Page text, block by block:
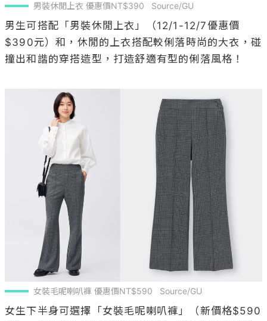
男裝休閒上衣 優惠價NT$390   Source/GU
男生可搭配「男裝休閒上衣」（12/1-12/7優惠價
$390元）和，休閒的上衣搭配較俐落時尚的大衣，碰
撞出和諧的穿搭造型，打造舒適有型的俐落風格！
女裝毛呢喇叭褲 優惠價NT$590   Source/GU
女生下半身可選擇「女裝毛呢喇叭褲」（新價格$590